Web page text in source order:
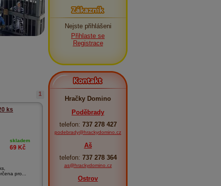
1
ks
skladem
69 Kč
pro...
Zákazník
Nejste přihlášeni
Přihlaste se
Registrace
Kontakt
Hračky Domino
Poděbrady
telefon: 737 278 427
podebrady@hrackydomino.cz
Aš
telefon: 737 278 364
as@hrackydomino.cz
Ostrov